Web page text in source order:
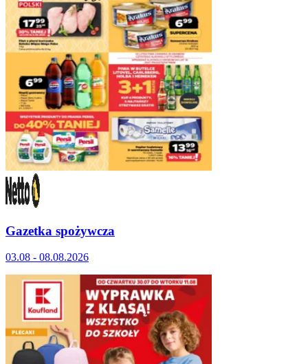
Gazetka spożywcza
03.08 - 08.08.2026